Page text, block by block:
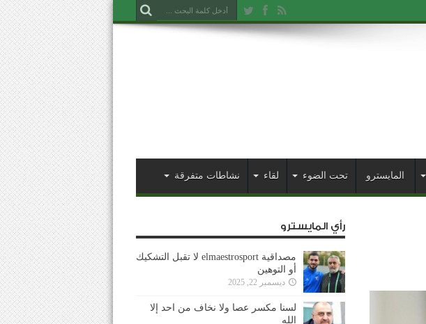
المايسترو تحت الضوء لقاء نشاطات متفرقة
رأي المايسترو
مصداقية elmaestrosport لا تقبل التشكيك
أو التوهين
ديسمبر 22, 2025
لسنا مكسر عصا ولا نخاف من احد إلا
الله